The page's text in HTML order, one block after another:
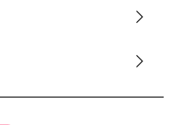
świetnie spisują się
cienkiej, zakładane
i wieczorów, z kolei w
kurtka z angorą,